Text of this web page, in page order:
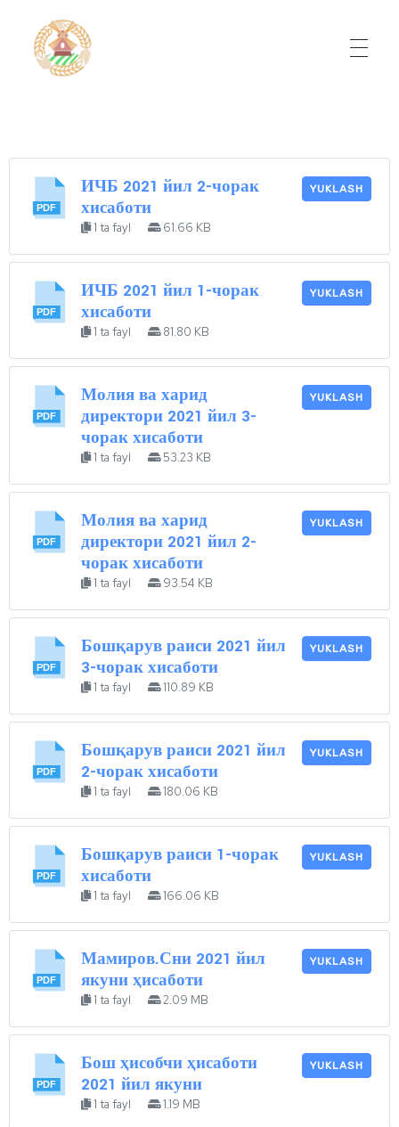
ИЧБ 2021 йил 2-чорак
хисаботи
1 ta fayl 61.66 KB
YUKLASH
ИЧБ 2021 йил 1-чорак
хисаботи
1 ta fayl 81.80 KB
YUKLASH
Молия ва харид
директори 2021 йил 3-
чорак хисаботи
1 ta fayl 53.23 KB
YUKLASH
Молия ва харид
директори 2021 йил 2-
чорак хисаботи
1 ta fayl 93.54 KB
YUKLASH
Бошқарув раиси 2021 йил
3-чорак хисаботи
1 ta fayl 110.89 KB
YUKLASH
Бошқарув раиси 2021 йил
2-чорак хисаботи
1 ta fayl 180.06 KB
YUKLASH
Бошқарув раиси 1-чорак
хисаботи
1 ta fayl 166.06 KB
YUKLASH
Мамиров.Сни 2021 йил
якуни ҳисаботи
1 ta fayl 2.09 MB
YUKLASH
Бош ҳисобчи ҳисаботи
2021 йил якуни
1 ta fayl 1.19 MB
YUKLASH